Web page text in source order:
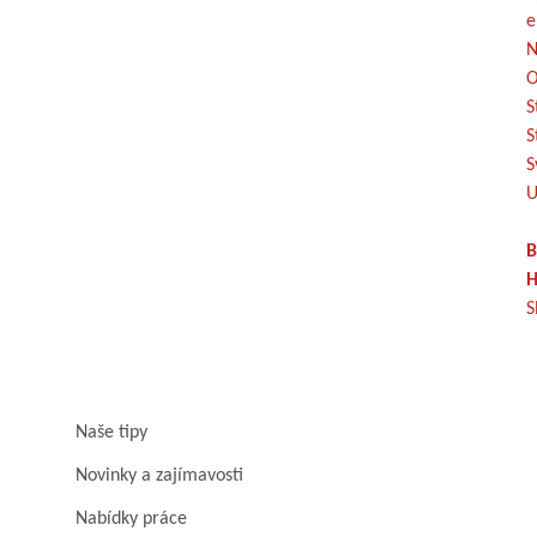
Naše tipy
Novinky a zajímavosti
Nabídky práce